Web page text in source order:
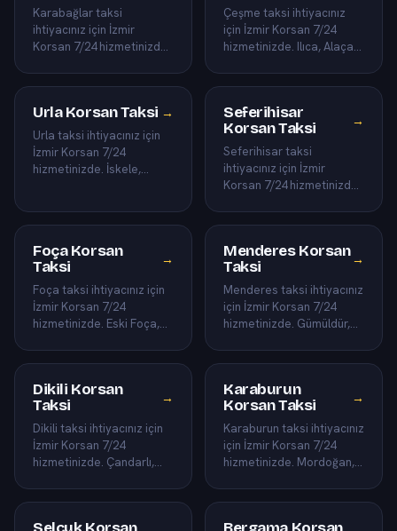
Karabağlar taksi
ihtiyacınız için İzmir
Korsan 7/24 hizmetinizde.
Çeşme taksi ihtiyacınız
için İzmir Korsan 7/24
hizmetinizde. Ilıca, Alaçatı,
Urla Korsan Taksi →
Urla taksi ihtiyacınız için
İzmir Korsan 7/24
hizmetinizde. İskele,
Seferihisar
Korsan Taksi
→
Seferihisar taksi
ihtiyacınız için İzmir
Korsan 7/24 hizmetinizde.
Foça Korsan
Taksi
→
Foça taksi ihtiyacınız için
İzmir Korsan 7/24
hizmetinizde. Eski Foça,
Menderes Korsan
Taksi
→
Menderes taksi ihtiyacınız
için İzmir Korsan 7/24
hizmetinizde. Gümüldür,
Dikili Korsan
Taksi
→
Dikili taksi ihtiyacınız için
İzmir Korsan 7/24
hizmetinizde. Çandarlı,
Karaburun
Korsan Taksi
→
Karaburun taksi ihtiyacınız
için İzmir Korsan 7/24
hizmetinizde. Mordoğan,